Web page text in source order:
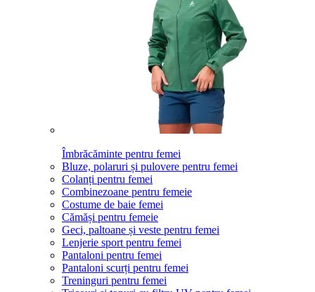
Îmbrăcăminte pentru femei
Bluze, polaruri și pulovere pentru femei
Colanți pentru femei
Combinezoane pentru femeie
Costume de baie femei
Cămăși pentru femeie
Geci, paltoane și veste pentru femei
Lenjerie sport pentru femei
Pantaloni pentru femei
Pantaloni scurți pentru femei
Treninguri pentru femei